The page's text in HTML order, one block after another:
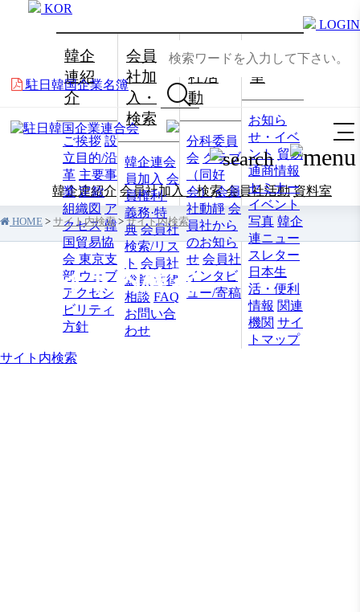
韓企
連紹
介
ご挨拶 設
立目的/沿
革 主要事
業 定款
組織図 ア
クセス 韓
国貿易協
会 東京支
部 ウェブ
アクセシ
ビリティ
方針
会員
社加
入・
検索
韓企連会
員加入 会
員権利·
義務·特
典 会員社
検索/リス
ト 会員社
総覧 法律
相談 FAQ
お問い合
わせ
会員
社活
動
分科委員
会 クラブ
（同好
会） 会員
社動靜 会
員社から
のお知ら
せ 会員社
インタビ
ュー/寄稿
資料
室
お知ら
せ・イベ
ント 貿易
通商情報
セミナー
イベント
写真 韓企
連ニュー
スレター
日本生
活・便利
情報 関連
機関 サイ
トマップ
駐日韓国企業名簿
KOR
LOGIN
韓企連紹介 会員社加入・検索 会員社活動 資料室
HOME > サイト内検索>サイト内検索
サイト内検索
サイト内検索